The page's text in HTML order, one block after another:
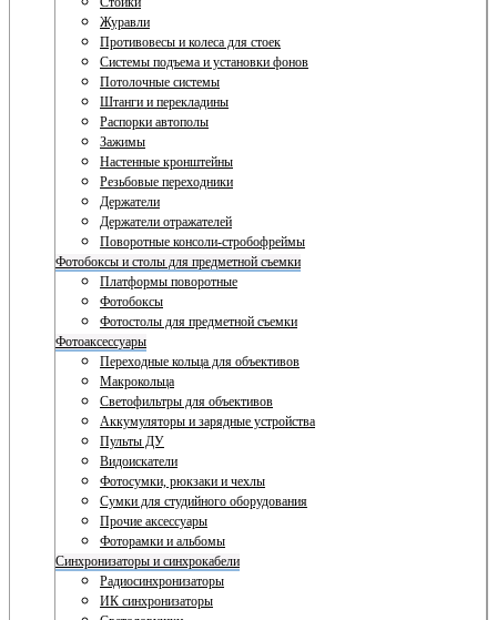
Журавли
Противовесы и колеса для стоек
Системы подъема и установки фонов
Потолочные системы
Штанги и перекладины
Распорки автополы
Зажимы
Настенные кронштейны
Резьбовые переходники
Держатели
Держатели отражателей
Поворотные консоли-стробофреймы
Фотобоксы и столы для предметной съемки
Платформы поворотные
Фотобоксы
Фотостолы для предметной съемки
Фотоаксессуары
Переходные кольца для объективов
Макрокольца
Светофильтры для объективов
Аккумуляторы и зарядные устройства
Пульты ДУ
Видоискатели
Фотосумки, рюкзаки и чехлы
Сумки для студийного оборудования
Прочие аксессуары
Фоторамки и альбомы
Синхронизаторы и синхрокабели
Радиосинхронизаторы
ИК синхронизаторы